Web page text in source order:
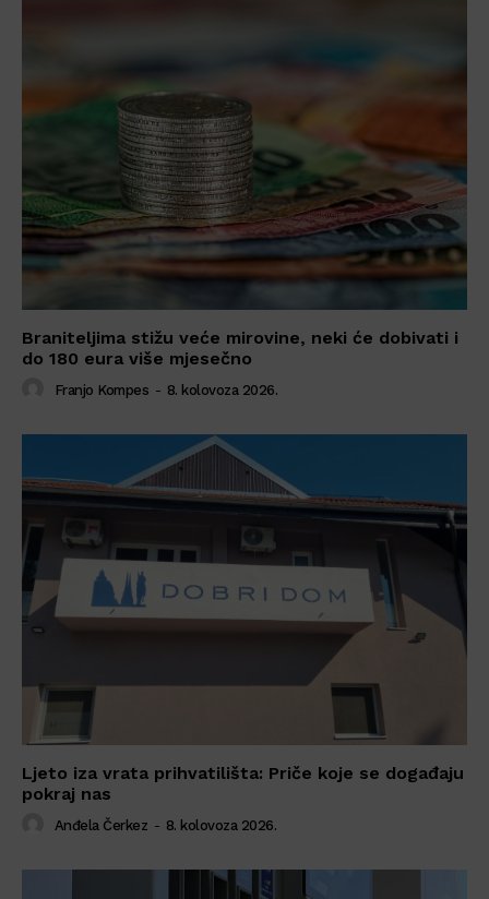
Braniteljima stižu veće mirovine, neki će dobivati i
do 180 eura više mjesečno
Franjo Kompes - 8. kolovoza 2026.
Ljeto iza vrata prihvatilišta: Priče koje se događaju
pokraj nas
Anđela Čerkez - 8. kolovoza 2026.